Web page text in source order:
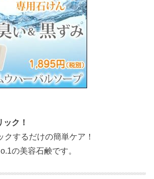
ク！
クするだけの簡単ケア！
の美容石鹸です。